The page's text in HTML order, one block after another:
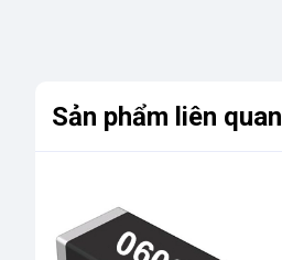
Sản phẩm liên quan